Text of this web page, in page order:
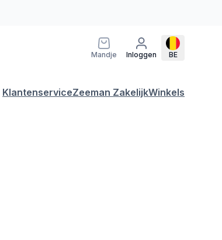
Mandje Inloggen BE
KlantenserviceZeeman ZakelijkWinkels